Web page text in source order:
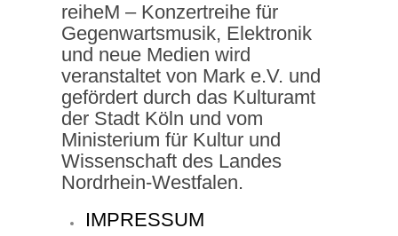
reiheM – Konzertreihe für
Gegenwartsmusik, Elektronik
und neue Medien wird
veranstaltet von Mark e.V. und
gefördert durch das Kulturamt
der Stadt Köln und vom
Ministerium für Kultur und
Wissenschaft des Landes
Nordrhein-Westfalen.
IMPRESSUM